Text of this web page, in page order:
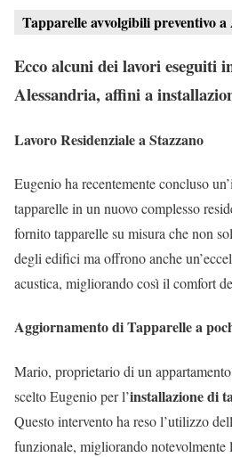
Tapparelle avvolgibili preventivo a
Ecco alcuni dei lavori eseguiti
Alessandria, affini a
Lavoro Residenziale a Stazzano
Eugenio ha recentemente concluso
tapparelle in un nuovo complesso
fornito tapparelle su misura che non
degli edifici ma offrono anche
acustica, migliorando così il comfort
Aggiornamento di Tapparelle a
Mario, proprietario di un
scelto Eugenio per l’installazione di
Questo intervento ha reso l’utilizzo
funzionale, migliorando notevolmente